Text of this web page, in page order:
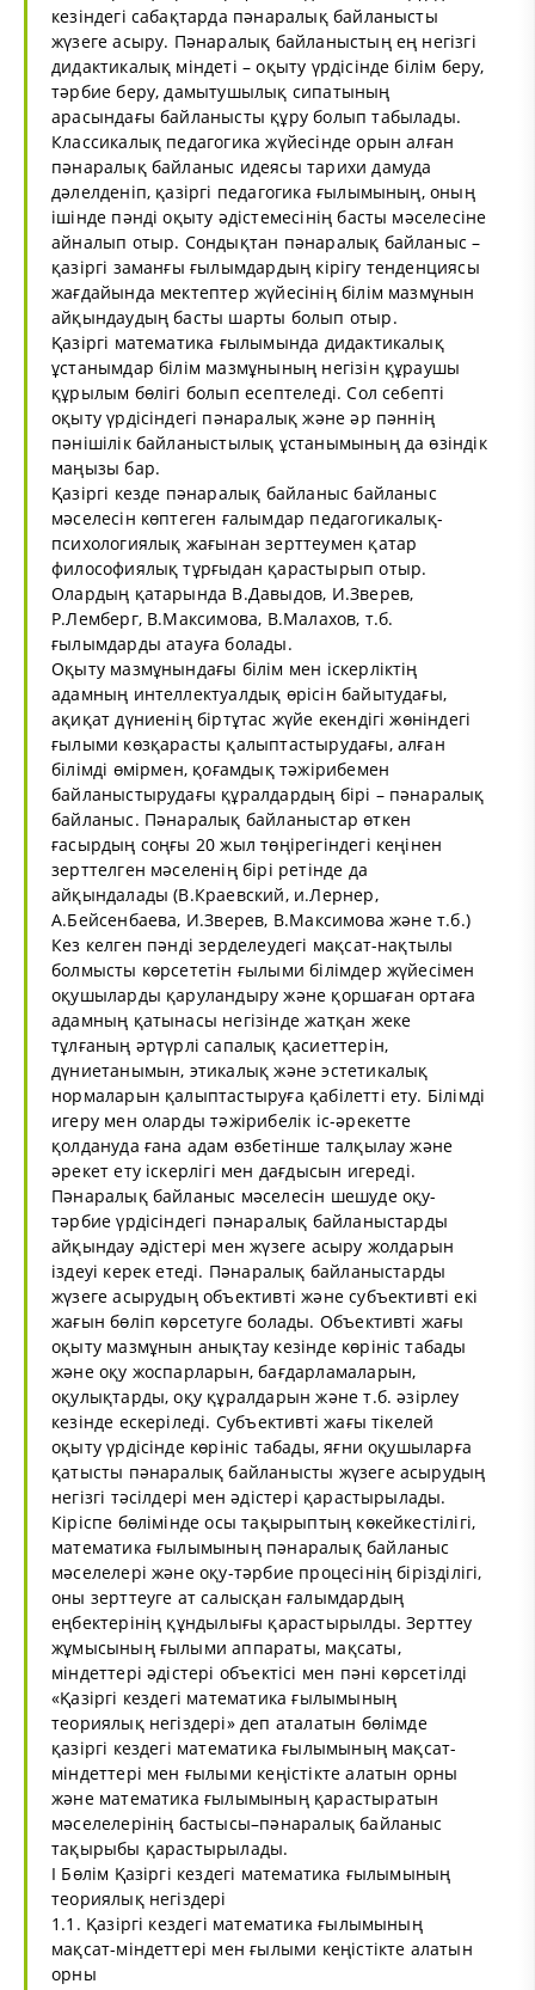
кезіндегі сабақтарда пәнаралық байланысты
жүзеге асыру. Пәнаралық байланыстың ең негізгі
дидактикалық міндеті – оқыту үрдісінде білім беру,
тәрбие беру, дамытушылық сипатының
арасындағы байланысты құру болып табылады.
Классикалық педагогика жүйесінде орын алған
пәнаралық байланыс идеясы тарихи дамуда
дәлелденіп, қазіргі педагогика ғылымының, оның
ішінде пәнді оқыту әдістемесінің басты мәселесіне
айналып отыр. Сондықтан пәнаралық байланыс –
қазіргі заманғы ғылымдардың кірігу тенденциясы
жағдайында мектептер жүйесінің білім мазмұнын
айқындаудың басты шарты болып отыр.
Қазіргі математика ғылымында дидактикалық
ұстанымдар білім мазмұнының негізін құраушы
құрылым бөлігі болып есептеледі. Сол себепті
оқыту үрдісіндегі пәнаралық және әр пәннің
пәнішілік байланыстылық ұстанымының да өзіндік
маңызы бар.
Қазіргі кезде пәнаралық байланыс байланыс
мәселесін көптеген ғалымдар педагогикалық-
психологиялық жағынан зерттеумен қатар
философиялық тұрғыдан қарастырып отыр.
Олардың қатарында В.Давыдов, И.Зверев,
Р.Лемберг, В.Максимова, В.Малахов, т.б.
ғылымдарды атауға болады.
Оқыту мазмұнындағы білім мен іскерліктің
адамның интеллектуалдық өрісін байытудағы,
ақиқат дүниенің біртұтас жүйе екендігі жөніндегі
ғылыми көзқарасты қалыптастырудағы, алған
білімді өмірмен, қоғамдық тәжірибемен
байланыстырудағы құралдардың бірі – пәнаралық
байланыс. Пәнаралық байланыстар өткен
ғасырдың соңғы 20 жыл төңірегіндегі кеңінен
зерттелген мәселенің бірі ретінде да
айқындалады (В.Краевский, и.Лернер,
А.Бейсенбаева, И.Зверев, В.Максимова және т.б.)
Кез келген пәнді зерделеудегі мақсат-нақтылы
болмысты көрсететін ғылыми білімдер жүйесімен
оқушыларды қаруландыру және қоршаған ортаға
адамның қатынасы негізінде жатқан жеке
тұлғаның әртүрлі сапалық қасиеттерін,
дүниетанымын, этикалық және эстетикалық
нормаларын қалыптастыруға қабілетті ету. Білімді
игеру мен оларды тәжірибелік іс-әрекетте
қолдануда ғана адам өзбетінше талқылау және
әрекет ету іскерлігі мен дағдысын игереді.
Пәнаралық байланыс мәселесін шешуде оқу-
тәрбие үрдісіндегі пәнаралық байланыстарды
айқындау әдістері мен жүзеге асыру жолдарын
іздеуі керек етеді. Пәнаралық байланыстарды
жүзеге асырудың объективті және субъективті екі
жағын бөліп көрсетуге болады. Объективті жағы
оқыту мазмұнын анықтау кезінде көрініс табады
және оқу жоспарларын, бағдарламаларын,
оқулықтарды, оқу құралдарын және т.б. әзірлеу
кезінде ескеріледі. Субъективті жағы тікелей
оқыту үрдісінде көрініс табады, яғни оқушыларға
қатысты пәнаралық байланысты жүзеге асырудың
негізгі тәсілдері мен әдістері қарастырылады.
Кіріспе бөлімінде осы тақырыптың көкейкестілігі,
математика ғылымының пәнаралық байланыс
мәселелері және оқу-тәрбие процесінің бірізділігі,
оны зерттеуге ат салысқан ғалымдардың
еңбектерінің құндылығы қарастырылды. Зерттеу
жұмысының ғылыми аппараты, мақсаты,
міндеттері әдістері объектісі мен пәні көрсетілді
«Қазіргі кездегі математика ғылымының
теориялық негіздері» деп аталатын бөлімде
қазіргі кездегі математика ғылымының мақсат-
міндеттері мен ғылыми кеңістікте алатын орны
және математика ғылымының қарастыратын
мәселелерінің бастысы–пәнаралық байланыс
тақырыбы қарастырылады.
І Бөлім Қазіргі кездегі математика ғылымының
теориялық негіздері
1.1. Қазіргі кездегі математика ғылымының
мақсат-міндеттері мен ғылыми кеңістікте алатын
орны